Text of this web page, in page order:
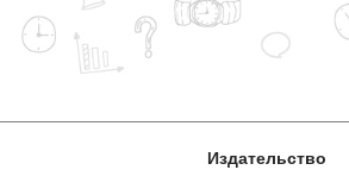
Издательство